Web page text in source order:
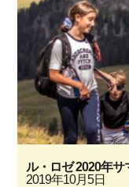
ル・ロゼ 2020年
2019年10月5日